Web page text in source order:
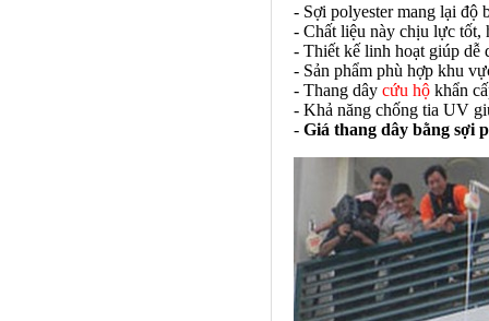
- Sợi polyester mang lại độ
- Chất liệu này chịu lực tốt,
- Thiết kế linh hoạt giúp dễ
- Sản phẩm phù hợp khu
- Thang dây cứu hộ khẩn
- Khả năng chống tia UV
- Giá thang dây bằng sợi